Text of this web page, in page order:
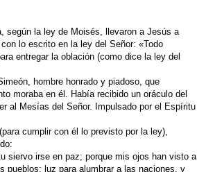
según la ley de Moisés, llevaron a Jesús a
lo escrito en la ley del Señor: «Todo
entregar la oblación (como dice la ley del
hombre honrado y piadoso, que
moraba en él. Había recibido un oráculo del
al Mesías del Señor. Impulsado por el Espíritu
cumplir con él lo previsto por la ley),
siervo irse en paz; porque mis ojos han visto a
pueblos: luz para alumbrar a las naciones, y